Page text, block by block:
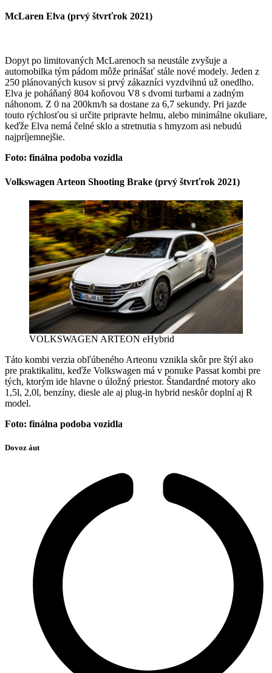
McLaren Elva (prvý štvrťrok 2021)
Dopyt po limitovaných McLarenoch sa neustále zvyšuje a
automobilka tým pádom môže prinášať stále nové modely. Jeden z
250 plánovaných kusov si prvý zákazníci vyzdvihnú už onedlho.
Elva je poháňaný 804 koňovou V8 s dvomi turbami a zadným
náhonom. Z 0 na 200km/h sa dostane za 6,7 sekundy. Pri jazde
touto rýchlosťou si určite pripravte helmu, alebo minimálne okuliare,
keďže Elva nemá čelné sklo a stretnutia s hmyzom asi nebudú
najpríjemnejšie.
Foto: finálna podoba vozidla
Volkswagen Arteon Shooting Brake (prvý štvrťrok 2021)
VOLKSWAGEN ARTEON eHybrid
Táto kombi verzia obľúbeného Arteonu vznikla skôr pre štýl ako
pre praktikalitu, keďže Volkswagen má v ponuke Passat kombi pre
tých, ktorým ide hlavne o úložný priestor. Štandardné motory ako
1,5l, 2,0l, benzíny, diesle ale aj plug-in hybrid neskôr doplní aj R
model.
Foto: finálna podoba vozidla
Dovoz áut